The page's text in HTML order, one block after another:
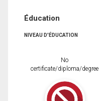
Éducation
NIVEAU D'ÉDUCATION
No
certificate/diploma/degree